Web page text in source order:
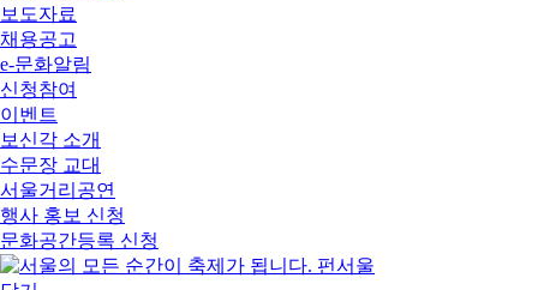
보도자료
채용공고
e-문화알림
신청참여
이벤트
보신각 소개
수문장 교대
서울거리공연
행사 홍보 신청
문화공간등록 신청